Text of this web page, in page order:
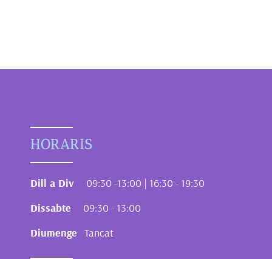
HORARIS
Dill a Div
09:30 -13:00 | 16:30 - 19:30
Dissabte
09:30 - 13:00
Diumenge Tancat